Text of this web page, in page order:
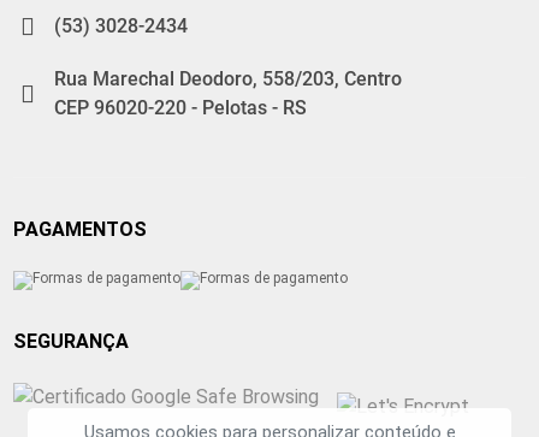
(53) 3028-2434
Rua Marechal Deodoro, 558/203, Centro
CEP 96020-220 - Pelotas - RS
PAGAMENTOS
SEGURANÇA
Usamos cookies para personalizar conteúdo e